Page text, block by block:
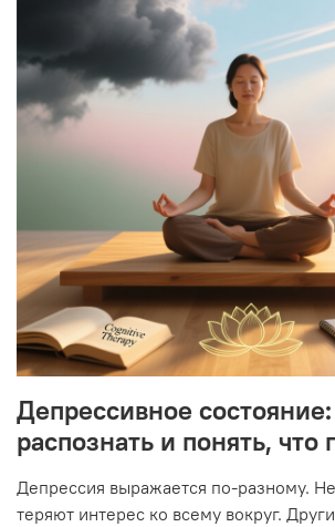
Депрессивное состояние:
распознать и понять, что
Депрессия выражается по-разному.
теряют интерес ко всему вокруг.